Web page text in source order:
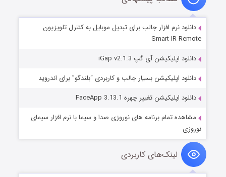
دانلود نرم افزار جالب برای تبدیل موبایل به کنترل تلویزیون
Smart IR Remote
دانلود اپلیکیشن آی گپ iGap v2.1.3
دانلود اپلیکیشن بسیار جالب و کاربردی “بلندگو” برای اندروید
دانلود اپلیکیشن تغییر چهره FaceApp 3.13.1
مشاهده تمام برنامه های نوروزی صدا و سیما با نرم افزار سیمای
نوروزی
لینک‌های کاربردی